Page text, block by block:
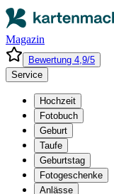
Magazin
Bewertung 4,9/5
Service
Hochzeit
Fotobuch
Geburt
Taufe
Geburtstag
Fotogeschenke
Anlässe